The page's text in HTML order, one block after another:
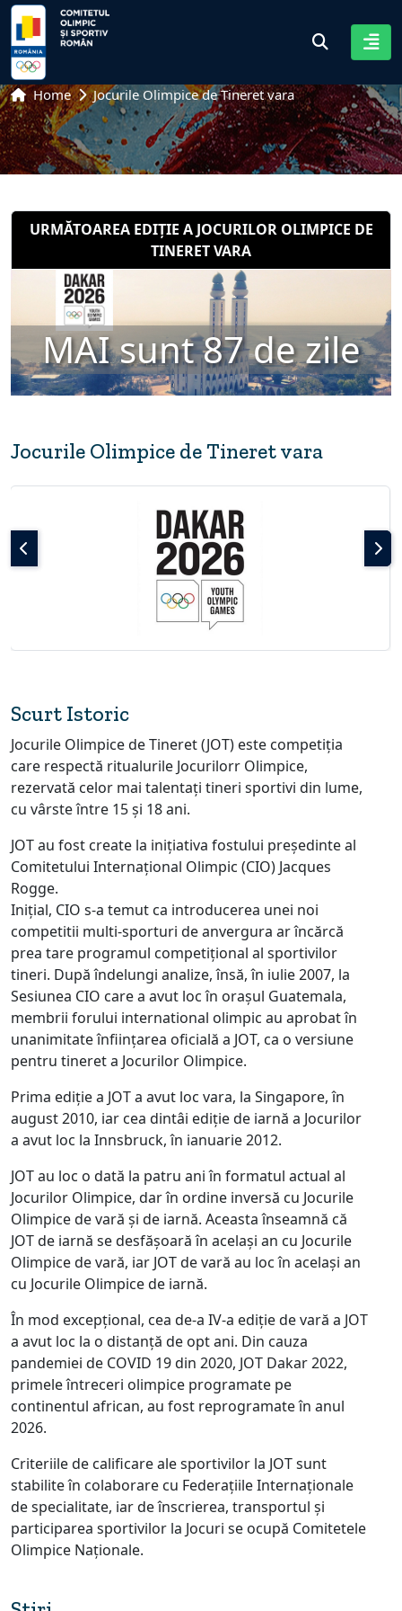
Home Jocurile Olimpice de Tineret vara
URMĂTOAREA EDIȚIE A JOCURILOR OLIMPICE DE
TINERET VARA
MAI sunt 87 de zile
Jocurile Olimpice de Tineret vara
Scurt Istoric
Jocurile Olimpice de Tineret (JOT) este competiția
care respectă ritualurile Jocurilorr Olimpice,
rezervată celor mai talentați tineri sportivi din lume,
cu vârste între 15 și 18 ani.
JOT au fost create la inițiativa fostului președinte al
Comitetului Internațional Olimpic (CIO) Jacques
Rogge.
Inițial, CIO s-a temut ca introducerea unei noi
competitii multi-sporturi de anvergura ar încărcă
prea tare programul competițional al sportivilor
tineri. După îndelungi analize, însă, în iulie 2007, la
Sesiunea CIO care a avut loc în orașul Guatemala,
membrii forului international olimpic au aprobat în
unanimitate înființarea oficială a JOT, ca o versiune
pentru tineret a Jocurilor Olimpice.
Prima ediție a JOT a avut loc vara, la Singapore, în
august 2010, iar cea dintâi ediție de iarnă a Jocurilor
a avut loc la Innsbruck, în ianuarie 2012.
JOT au loc o dată la patru ani în formatul actual al
Jocurilor Olimpice, dar în ordine inversă cu Jocurile
Olimpice de vară și de iarnă. Aceasta înseamnă că
JOT de iarnă se desfășoară în același an cu Jocurile
Olimpice de vară, iar JOT de vară au loc în același an
cu Jocurile Olimpice de iarnă.
În mod excepțional, cea de-a IV-a ediție de vară a JOT
a avut loc la o distanță de opt ani. Din cauza
pandemiei de COVID 19 din 2020, JOT Dakar 2022,
primele întreceri olimpice programate pe
continentul african, au fost reprogramate în anul
2026.
Criteriile de calificare ale sportivilor la JOT sunt
stabilite în colaborare cu Federațiile Internaționale
de specialitate, iar de înscrierea, transportul și
participarea sportivilor la Jocuri se ocupă Comitetele
Olimpice Naționale.